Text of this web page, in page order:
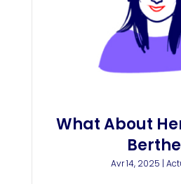
What About
Avr 14, 2025 |